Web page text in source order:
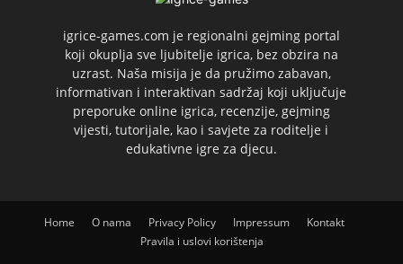
igrice-games.com je regionalni gejming portal
koji okuplja sve ljubitelje igrica, bez obzira na
uzrast. Naša misija je da pružimo zabavan,
informativan i interaktivan sadržaj koji uključuje
preporuke online igrica, recenzije, gejming
vijesti, tutorijale, kao i savjete za roditelje i
edukativne igre za djecu.
Home O nama Privacy Policy Impressum
Kontakt
Pravila i uslovi korištenja